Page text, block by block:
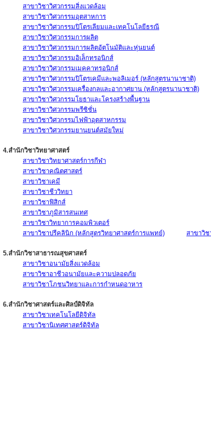
สาขาวิชาวิศวกรรมสิ่งแวดล้อม
สาขาวิชาวิศวกรรมอุตสาหการ
สาขาวิชาวิศวกรรมปิโตรเลียมและเทคโนโลยีธรณี
สาขาวิชาวิศวกรรมการผลิต
สาขาวิชาวิศวกรรมการผลิตอัตโนมัติและหุ่นยนต์
สาขาวิชาวิศวกรรมอิเล็กทรอนิกส์
สาขาวิชาวิศวกรรมเมคคาทรอนิกส์
สาขาวิชาวิศวกรรมปิโตรเคมีและพอลิเมอร์ (หลักสูตรนานาชาติ)
สาขาวิชาวิศวกรรมเครื่องกลและอากาศยาน (หลักสูตรนานาชาติ)
สาขาวิชาวิศวกรรมโยธาและโครงสร้างพื้นฐาน
สาขาวิชาวิศวกรรมพรีซิชั่น
สาขาวิชาวิศวกรรมไฟฟ้าอุตสาหกรรม
สาขาวิชาวิศวกรรมยานยนต์สมัยใหม่
4.สำนักวิชาวิทยาศาสตร์
สาขาวิชาวิทยาศาสตร์การกีฬา
สาขาวิชาคณิตศาสตร์
สาขาวิชาเคมี
สาขาวิชาชีววิทยา
สาขาวิชาฟิสิกส์
สาขาวิชาภูมิสารสนเทศ
สาขาวิชาวิทยาการคอมพิวเตอร์
สาขาวิชาปรีคลินิก (หลักสูตรวิทยาศาสตร์การแพทย์)
สาขาวิ
5.สำนักวิชาสาธารณสุขศาสตร์
สาขาวิชาอนามัยสิ่งแวดล้อม
สาขาวิชาอาชีวอนามัยและความปลอดภัย
สาขาวิชาโภชนวิทยาและการกำหนดอาหาร
6.สำนักวิชาศาสตร์และศิลป์ดิจิทัล
สาขาวิชาเทคโนโลยีดิจิทัล
สาขาวิชานิเทศศาสตร์ดิจิทัล